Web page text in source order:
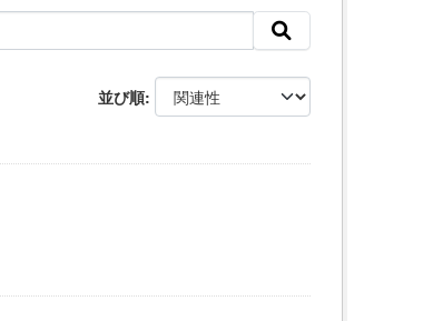
並び順